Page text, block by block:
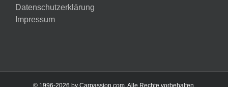
Datenschutzerklärung
Impressum
© 1996-2026 by Carpassion.com. Alle Rechte vorbehalten.